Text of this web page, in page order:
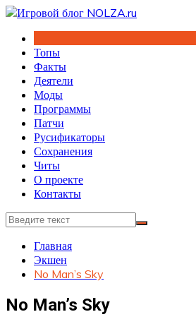
Перейти
содержимому
Топы
Факты
Деятели
Моды
Программы
Патчи
Русификаторы
Сохранения
Читы
О проекте
Контакты
Главная
Экшен
No Man’s Sky
No Man’s Sky